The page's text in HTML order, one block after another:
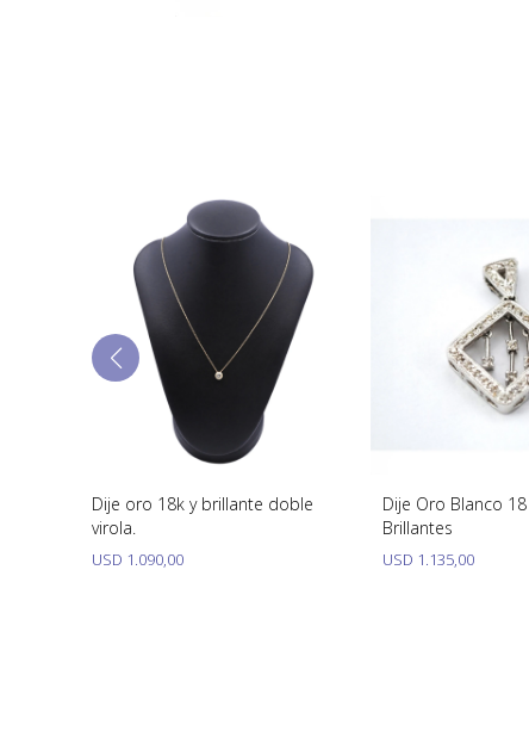
Dije oro 18k y brillante doble
virola.
USD 1.090,00
Dije Oro Blanco 18
Brillantes
USD 1.135,00